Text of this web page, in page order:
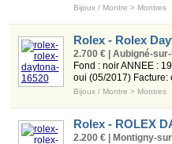
Bijoux / Montre > Montres
Rolex - Rolex
2.700 € | Aubigné-
Fond : noir ANNEE :
oui (05/2017) Facture:
Bijoux / Montre > Montres
Rolex - ROLEX
2.200 € | Montigny-